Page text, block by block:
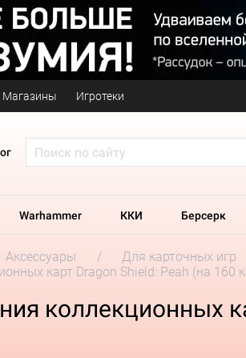
Магазины Игротеки
Warhammer ККИ Берсерк
Аксессуары Для карточных игр
карт Dragon Shield: Peah (на 160
коллекционных